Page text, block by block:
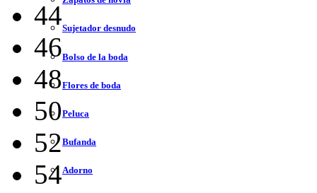
Sujetador desnudo
Bolso de la boda
Flores de boda
Peluca
Bufanda
Adorno
44
46
48
50
52
54